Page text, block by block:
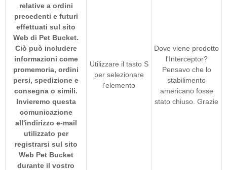
relative a ordini
precedenti e futuri
effettuati sul sito
Web di Pet Bucket.
Ciò può includere
informazioni come
promemoria, ordini
persi, spedizione e
consegna o simili.
Invieremo questa
comunicazione
all'indirizzo e-mail
utilizzato per
registrarsi sul sito
Web Pet Bucket
durante il vostro
Utilizzare il tasto S
per selezionare
l'elemento
Dove viene prodotto
l'Interceptor?
Pensavo che lo
stabilimento
americano fosse
stato chiuso. Grazie